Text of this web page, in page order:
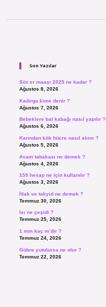
Son Yazılar
Söz er maaşı 2025 ne kadar ?
Ağustos 8, 2026
Kadırga kime denir ?
Ağustos 7, 2026
Bebeklere bal kabağı nasıl yapılır ?
Ağustos 6, 2026
Karından kök hücre nasıl alınır ?
Ağustos 5, 2026
Avam tabakası ne demek ?
Ağustos 4, 2026
159 hesap ne için kullanılır ?
Ağustos 3, 2026
İtlak ve takyid ne demek ?
Temmuz 30, 2026
Isı ne çeşidi ?
Temmuz 25, 2026
1 mm kaç m’dir ?
Temmuz 24, 2026
Gübre yutulursa ne olur ?
Temmuz 22, 2026